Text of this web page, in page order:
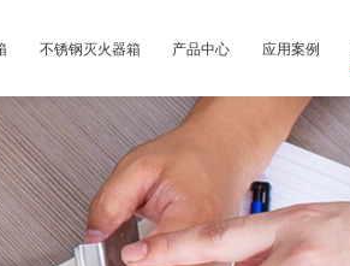
不锈钢灭火器箱 产品中心 应用案例